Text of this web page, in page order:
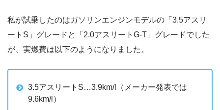
私が試乗したのはガソリンエンジンモデルの「3.5アスリ
ートS」グレードと「2.0アスリートG-T」グレードでした
が、実燃費は以下のようになりました。
3.5アスリートS…3.9km/l（メーカー発表では
9.6km/l）